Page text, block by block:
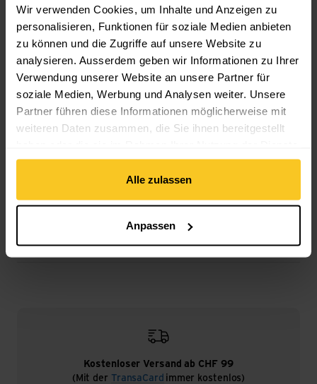
Wir verwenden Cookies, um Inhalte und Anzeigen zu
personalisieren, Funktionen für soziale Medien anbieten
zu können und die Zugriffe auf unsere Website zu
analysieren. Ausserdem geben wir Informationen zu Ihrer
Verwendung unserer Website an unsere Partner für
soziale Medien, Werbung und Analysen weiter. Unsere
Partner führen diese Informationen möglicherweise mit
weiteren Daten zusammen, die Sie ihnen bereitgestellt
gesammelt haben.
Alle zulassen
Anpassen
Schuhgrösse EU: 36 EU
Material
Obermaterial Zusammensetzung: Synthetik
Sohlenmaterial: Synthetik
Kostenloser Versand ab CHF 99
(Mit der TransaCard immer kostenlos)